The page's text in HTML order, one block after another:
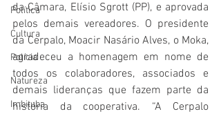
Política
Cultura
Polícia
Natureza
Imbituba
da Câmara, Elísio Sgrott (PP), e aprovada
pelos demais vereadores. O presidente
da Cerpalo, Moacir Nasário Alves, o Moka,
agradeceu a homenagem em nome de
todos os colaboradores, associados e
demais lideranças que fazem parte da
história da cooperativa. “A Cerpalo